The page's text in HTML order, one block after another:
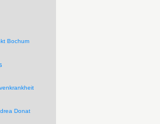
Bochum
Donat